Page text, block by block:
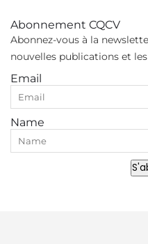
Abonnement CQCV
Abonnez-vous à la
nouvelles publications et
Email
Name